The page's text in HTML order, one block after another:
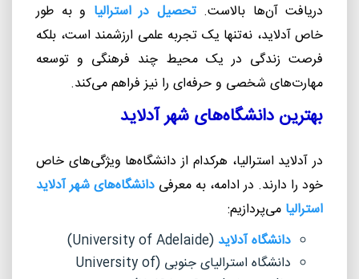
دریافت آن‌ها بالاست.تحصیل در استرالیا و به طور
خاص آدلاید، نه‌تنها یک تجربه علمی ارزشمند است، بلکه
فرصت زندگی در یک محیط چند فرهنگی و توسعه
مهارت‌های شخصی و حرفه‌ای را نیز فراهم می‌کند.
بهترین دانشگاه‌های شهر آدلاید
در آدلاید استرالیا، هرکدام از دانشگاه‌ها ویژگی‌های خاص
خود را دارند. در ادامه، به معرفی دانشگاه‌های شهر آدلاید
استرالیا می‌پردازیم:
دانشگاه آدلاید (
University of Adelaide
)
دانشگاه استرالیای جنوبی (University of